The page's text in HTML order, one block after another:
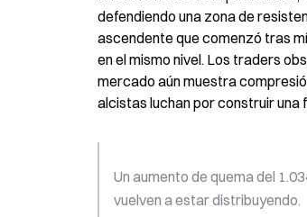
defendiendo una zona de
ascendente que comenzó tras
en el mismo nivel. Los traders
mercado aún muestra
alcistas luchan por construir
Un aumento de quema del
vuelven a estar distribuyendo.